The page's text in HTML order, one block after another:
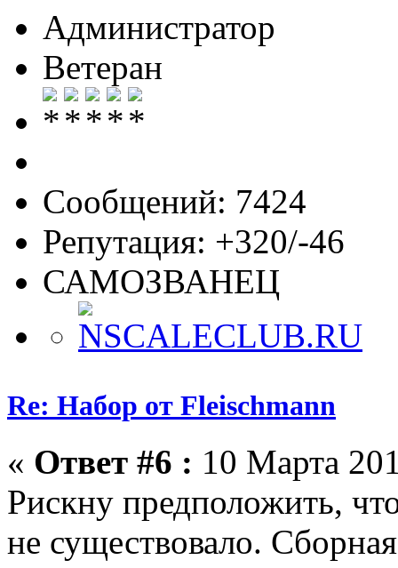
Администратор
Ветеран
Сообщений: 7424
Репутация: +320/-46
САМОЗВАНЕЦ
Re: Набор от Fleischmann
« Ответ #6 : 10 Марта
Рискну предположить,
не существовало.